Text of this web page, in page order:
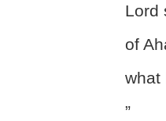
Lord
of
what
”